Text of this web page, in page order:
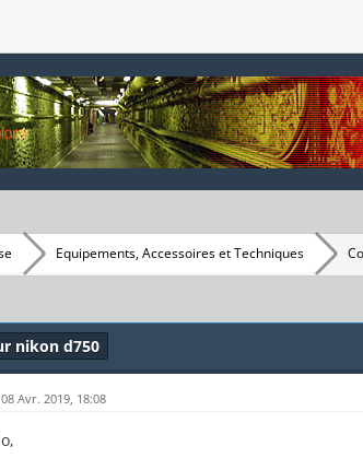
Equipements, Accessoires et Techniques
nikon d750
Avr. 2019, 18:08